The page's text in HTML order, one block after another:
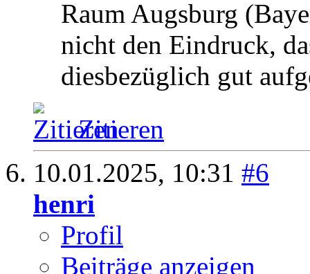
Raum Augsburg
nicht den Eindruck,
diesbezüglich gut
Zitieren
10.01.2025, 10:31 #6
henri
Profil
Beiträge anzeigen